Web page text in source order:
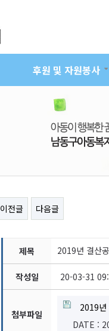
후원 및 자원봉사
이전글 다음글
제목 2019년 결산
작성일 20-03-31
첨부파일
2019년
DATE :